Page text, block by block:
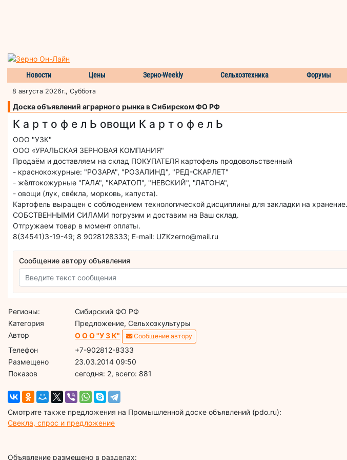
Новости Цены Зерно-Weekly Сельхозтехника Форумы
8 августа 2026г., Суббота
Доска объявлений аграрного рынка в Сибирском ФО РФ
К а р т о ф е л Ь овощи К а р т о ф е л Ь
ООО "УЗК"
ООО «УРАЛЬСКАЯ ЗЕРНОВАЯ КОМПАНИЯ"
Продаём и доставляем на склад ПОКУПАТЕЛЯ картофель продовольственный
- краснокожурные: "РОЗАРА", "РОЗАЛИНД", "РЕД-СКАРЛЕТ"
- жёлтокожурные "ГАЛА", "КАРАТОП", "НЕВСКИЙ", "ЛАТОНА",
- овощи (лук, свёкла, морковь, капуста).
Картофель выращен с соблюдением технологической дисциплины для закладки на хранение.
СОБСТВЕННЫМИ СИЛАМИ погрузим и доставим на Ваш склад.
Отгружаем товар в момент оплаты.
8(34541)3-19-49; 8 9028128333; E-mail: UZKzerno@mail.ru
Сообщение автору объявления
Регионы:
Сибирский ФО РФ
Категория
Предложение, Сельхозкультуры
Автор
О О О "У З К" Сообщение автору
Телефон
+7-902812-8333
Размещено
23.03.2014 09:50
Показов
cегодня: 2, всего: 881
Смотрите также предложения на Промышленной доске объявлений (pdo.ru):
Свекла, спрос и предложение
Объявление размещено в разделах: